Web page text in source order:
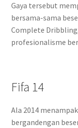
Gaya tersebut
bersama-sama
Complete
profesionalisme
Fifa 14
Ala 2014
bergandengan